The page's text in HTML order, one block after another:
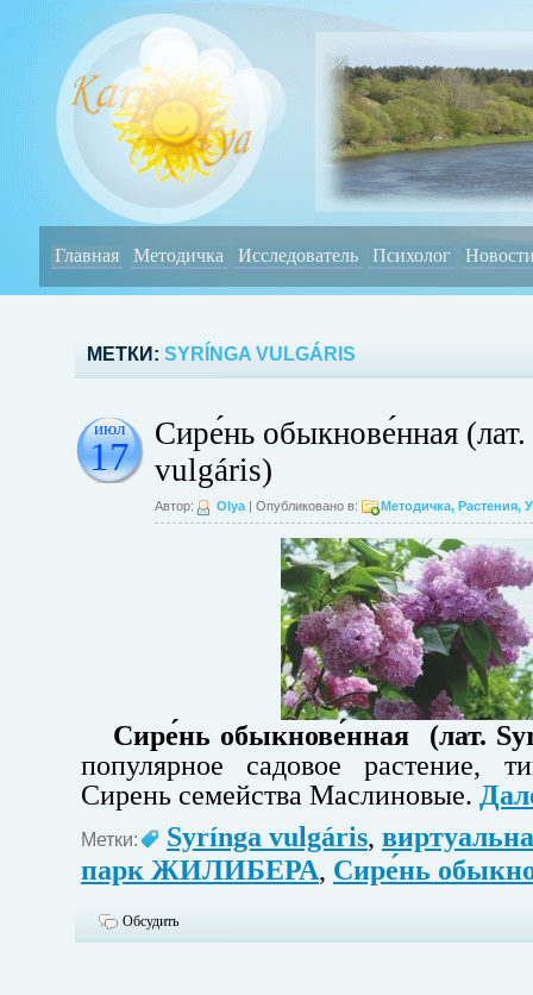
Главная Методичка Исследователь Психолог
МЕТКИ: SYRÍNGA VULGÁRIS
июл
17
Сире́нь обыкнове́нная
vulgáris)
Автор: Olya | Опубликовано в: Методичка, Растения,
Сире́нь обыкнове́нная
(лат.
популярное садовое растение,
Сирень семейства Маслиновые.
Метки: Syrínga vulgáris,
парк ЖИЛИБЕРА, Сире́нь
Обсудить